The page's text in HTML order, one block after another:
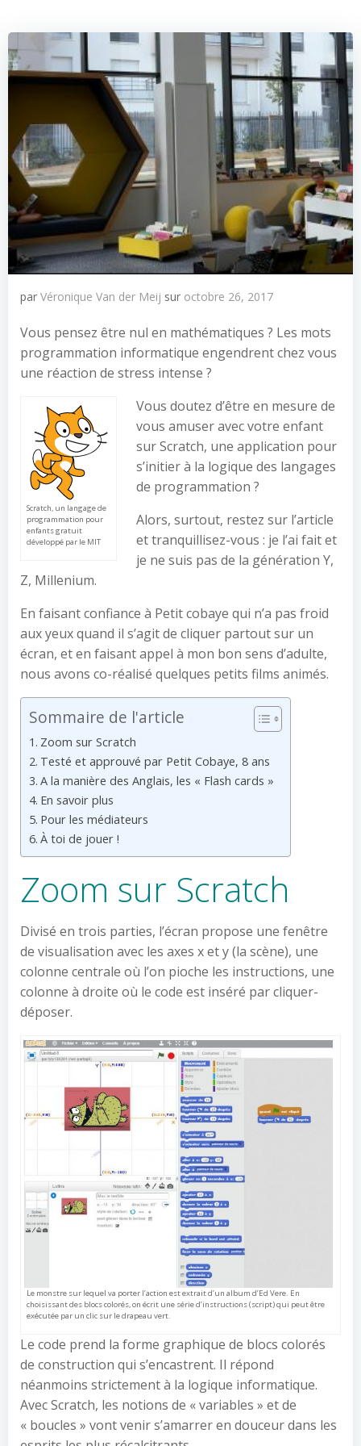
par Véronique Van der Meij sur octobre 26, 2017
Vous pensez être nul en mathématiques ? Les mots
programmation informatique engendrent chez vous
une réaction de stress intense ?
Scratch, un langage de
programmation pour
enfants gratuit
développé par le MIT
Vous doutez d’être en mesure de
vous amuser avec votre enfant
sur Scratch, une application pour
s’initier à la logique des langages
de programmation ?
Alors, surtout, restez sur l’article
et tranquillisez-vous : je l’ai fait et
je ne suis pas de la génération Y,
Z, Millenium.
En faisant confiance à Petit cobaye qui n’a pas froid
aux yeux quand il s’agit de cliquer partout sur un
écran, et en faisant appel à mon bon sens d’adulte,
nous avons co-réalisé quelques petits films animés.
Sommaire de l'article
Zoom sur Scratch
Testé et approuvé par Petit Cobaye, 8 ans
A la manière des Anglais, les « Flash cards »
En savoir plus
Pour les médiateurs
À toi de jouer !
Zoom sur Scratch
Divisé en trois parties, l’écran propose une fenêtre
de visualisation avec les axes x et y (la scène), une
colonne centrale où l’on pioche les instructions, une
colonne à droite où le code est inséré par cliquer-
déposer.
Le monstre sur lequel va porter l’action est extrait d’un album d’Ed Vere. En
choisissant des blocs colorés, on écrit une série d’instructions (script) qui peut être
exécutée par un clic sur le drapeau vert.
Le code prend la forme graphique de blocs colorés
de construction qui s’encastrent. Il répond
néanmoins strictement à la logique informatique.
Avec Scratch, les notions de « variables » et de
« boucles » vont venir s’amarrer en douceur dans les